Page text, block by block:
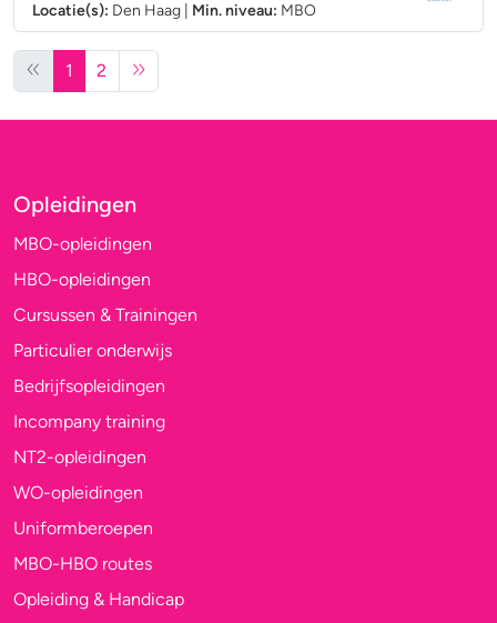
Locatie(s): Den Haag Min. niveau: MBO
1 2
Opleidingen
MBO-opleidingen
HBO-opleidingen
Cursussen & Trainingen
Particulier onderwijs
Bedrijfsopleidingen
Incompany training
NT2-opleidingen
WO-opleidingen
Uniformberoepen
MBO-HBO routes
Opleiding & Handicap